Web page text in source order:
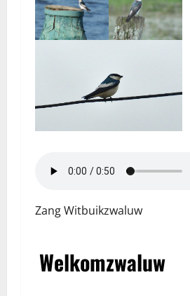
Zang Witbuikzwaluw
Welkomzwaluw